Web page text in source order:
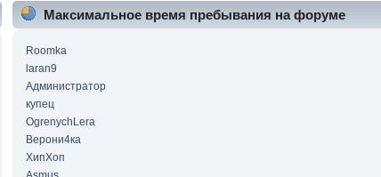
Максимальное время пребывания на форуме
Roomka
laran9
Администратор
купец
OgrenychLera
Верони4ка
ХипХоп